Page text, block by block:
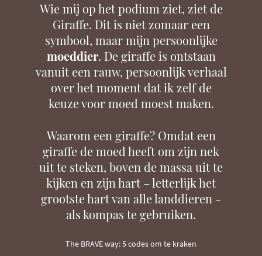
Wie mij op het podium ziet, ziet de
Giraffe. Dit is niet zomaar een
symbool, maar mijn persoonlijke
moeddier. De giraffe is ontstaan
vanuit een rauw, persoonlijk verhaal
over het moment dat ik zelf de
keuze voor moed moest maken.
Waarom een giraffe? Omdat een
giraffe de moed heeft om zijn nek
uit te steken, boven de massa uit te
kijken en zijn hart – letterlijk het
grootste hart van alle landdieren -
als kompas te gebruiken.
The BRAVE way: 5 codes om te kraken